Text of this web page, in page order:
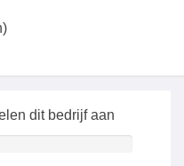
dit bedrijf aan